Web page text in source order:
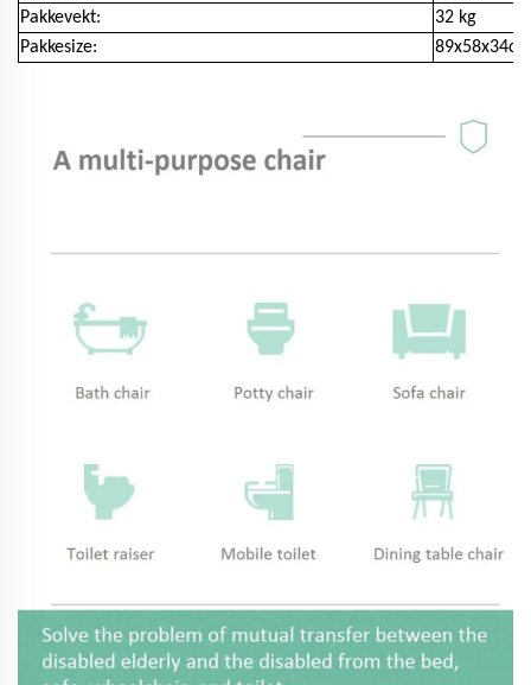
Pakkevekt:
32 kg
Pakkesize:
89x58x34cm